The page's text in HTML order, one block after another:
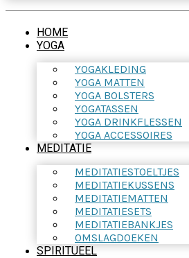
HOME
YOGA
YOGAKLEDING
YOGA MATTEN
YOGA BOLSTERS
YOGATASSEN
YOGA DRINKFLESSEN
YOGA ACCESSOIRES
MEDITATIE
MEDITATIESTOELTJES
MEDITATIEKUSSENS
MEDITATIEMATTEN
MEDITATIESETS
MEDITATIEBANKJES
OMSLAGDOEKEN
SPIRITUEEL